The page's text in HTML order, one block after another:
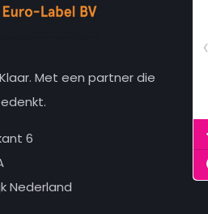
Met een partner die
6
Nederland